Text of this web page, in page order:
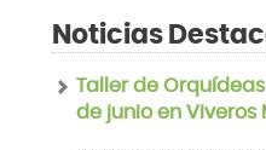
Noticias
Taller de
de junio en Viveros